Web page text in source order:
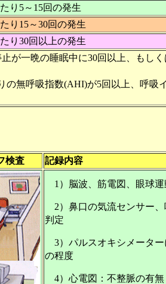
り5～15回の発生
り15～30回の発生
り30回以上の発生
止が一晩の睡眠中に30回以上、もし
の無呼吸指数(AHI)が5回以上、呼
検査 記録内容
1）脳波、筋電図、眼球
2）鼻口の気流センサー
判定
3）パルスオキシメータ
の程度
4）心電図：不整脈の有無